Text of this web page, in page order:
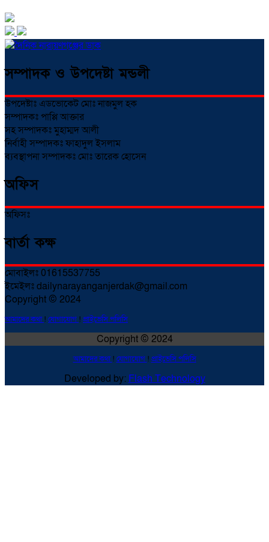
সম্পাদক ও উপদেষ্টা মন্ডলী
উপদেষ্টাঃ এডভোকেট মোঃ নাজমুল হক
সম্পাদকঃ পাপ্পি আক্তার
সহ সম্পাদকঃ মুহাম্মদ আলী
নির্বাহী সম্পাদকঃ ফাহাদুল ইসলাম
ব্যবস্থাপনা সম্পাদকঃ মোঃ তারেক হোসেন
অফিস
অফিসঃ
বার্তা কক্ষ
মোবাইলঃ 01615537755
ইমেইলঃ dailynarayanganjerdak@gmail.com
Copyright © 2024
আমাদের কথা! যোগাযোগ ! প্রাইভেসি পলিসি
Copyright © 2024
আমাদের কথা! যোগাযোগ ! প্রাইভেসি পলিসি
Developed by: Flash Technology